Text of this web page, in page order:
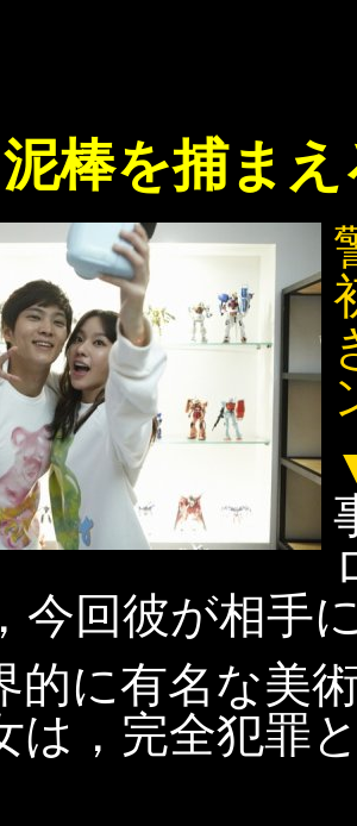
棒を捕まえ
今回彼が相手
的に有名な美
は，完全犯罪